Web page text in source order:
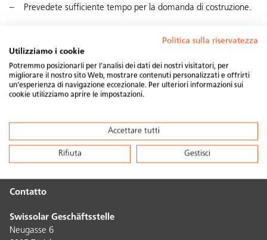
Prevedete sufficiente tempo per la domanda di costruzione.
Condividi questo post
Contatto
Swissolar Geschäftsstelle
Neugasse 6
Politica sulla riservatezza
Utilizziamo i cookie
Potremmo posizionarli per l'analisi dei dati dei nostri visitatori, per
migliorare il nostro sito Web, mostrare contenuti personalizzati e offrirti
un'esperienza di navigazione eccezionale. Per ulteriori informazioni sui
cookie utilizziamo aprire le impostazioni.
Accettare tutti
Rifiuta Gestisci